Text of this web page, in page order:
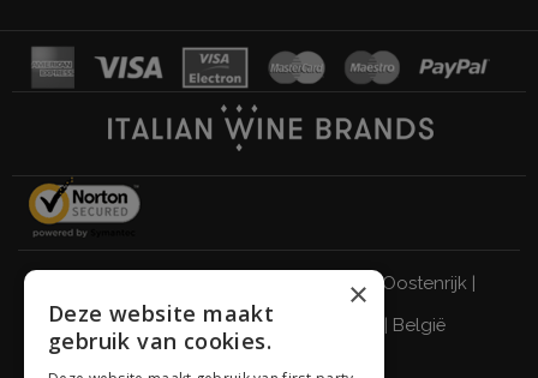
Verenigd Koninkrijk Oostenrijk |
Zwitserland|Nederland | België
×
Deze website maakt
gebruik van cookies.